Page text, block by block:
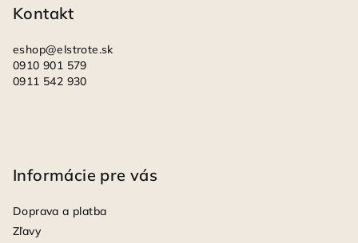
Kontakt
eshop@elstrote.sk
0910 901 579
0911 542 930
Informácie pre vás
Doprava a platba
Zľavy